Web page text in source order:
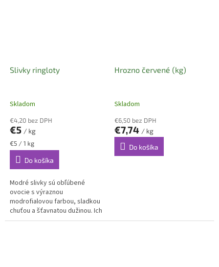
Slivky ringloty
Skladom
€4,20 bez DPH
€5 / kg
Jednotková
cena:
€5 / 1 kg
Do košíka
Modré slivky sú obľúbené
ovocie s výraznou
modrofialovou farbou, sladkou
chuťou a šťavnatou dužinou. Ich
jemná aróma a príjemná
Hrozno červené (kg)
Skladom
€6,50 bez DPH
€7,74 / kg
Do košíka